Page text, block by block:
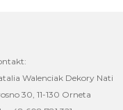
Walenciak Dekory Nati
30, 11-130 Orneta